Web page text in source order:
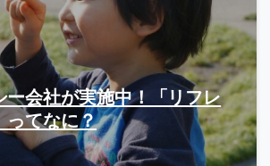
ー会社が実施中！「リフレ
ってなに？